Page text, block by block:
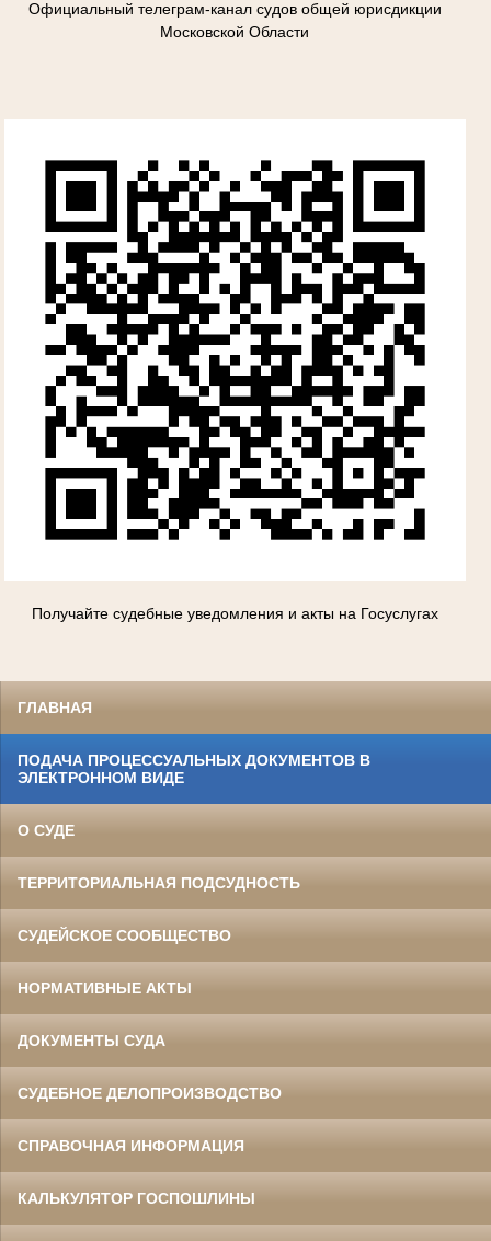
Официальный телеграм-канал судов общей юрисдикции
Московской Области
Получайте судебные уведомления и акты на Госуслугах
ГЛАВНАЯ
ПОДАЧА ПРОЦЕССУАЛЬНЫХ ДОКУМЕНТОВ В
ЭЛЕКТРОННОМ ВИДЕ
О СУДЕ
ТЕРРИТОРИАЛЬНАЯ ПОДСУДНОСТЬ
СУДЕЙСКОЕ СООБЩЕСТВО
НОРМАТИВНЫЕ АКТЫ
ДОКУМЕНТЫ СУДА
СУДЕБНОЕ ДЕЛОПРОИЗВОДСТВО
СПРАВОЧНАЯ ИНФОРМАЦИЯ
КАЛЬКУЛЯТОР ГОСПОШЛИНЫ